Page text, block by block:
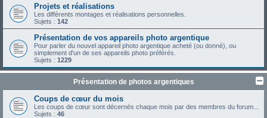
Projets et réalisations
Les différents montages et réalisations personnelles.
Sujets : 142
Présentation de vos appareils photo argentique
Pour parler du nouvel appareil photo argentique acheté (ou donné), ou
simplement d'un de ses appareils photo préférés.
Sujets : 1229
Présentation de photos argentiques
Coups de cœur du mois
Les coups de cœur sont décernés chaque mois par des membres du forum...
Sujets : 46